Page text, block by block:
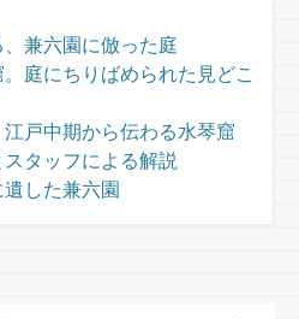
兼六園に倣った庭
庭にちりばめられた見どこ
戸中期から伝わる水琴窟
タッフによる解説
した兼六園